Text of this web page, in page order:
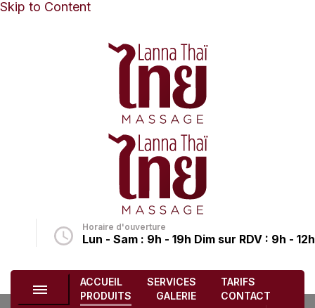
Skip to Content
Lanna Thai massage
Relaxation Thai à Nouméa
Horaire d'ouverture
Lun - Sam : 9h - 19h Dim sur RDV : 9h - 12h
ACCUEIL SERVICES
TARIFS
PRODUITS
GALERIE CONTACT